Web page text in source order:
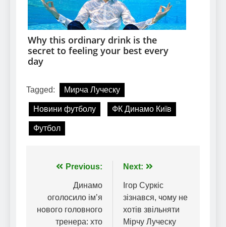
Tagged: Мирча Луческу
Новини футболу ФК Динамо Київ
Футбол
Навігація
записів
Previous:
Динамо
оголосило імʼя
нового головного
тренера: хто
Next:
Ігор Суркіс
зізнався, чому не
хотів звільняти
Мірчу Луческу